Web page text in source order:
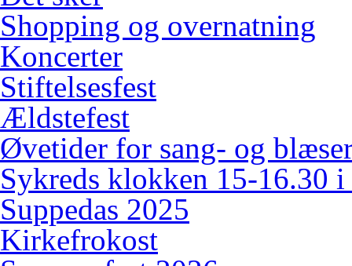
Shopping og overnatning
Koncerter
Stiftelsesfest
Ældstefest
Øvetider for sang- og
Sykreds klokken 15-16.30
Suppedas 2025
Kirkefrokost